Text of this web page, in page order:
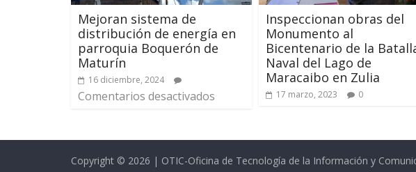
Mejoran sistema de
distribución de energía en
parroquia Boquerón de
Maturín
16 diciembre, 2024
Comentarios desactivados
Inspeccionan obras del
Monumento al
Bicentenario de la
Naval del Lago de
Maracaibo en Zulia
17 marzo, 2023 0
Copyright © 2026 | OTIC-Oficina de Tecnología de la Información y